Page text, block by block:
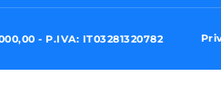
- P.IVA: IT03281320782